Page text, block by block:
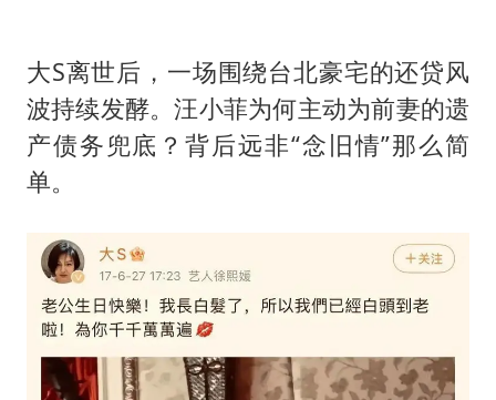
广东雷州通报特教老师招聘违规事件
百花奖开幕式
胡彦斌韩磊 谁帮谁
国防部：中国军队坚决反制任何闹海挑衅图谋
“新疆阿勒泰八月能滑雪”不实
U17国足点球大战淘汰河床晋级决赛
大S离世后，一场围绕台北豪宅的还贷风
波持续发酵。汪小菲为何主动为前妻的遗
产债务兜底？背后远非“念旧情”那么简
单。